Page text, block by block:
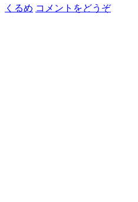
くるめ コメントをどうぞ